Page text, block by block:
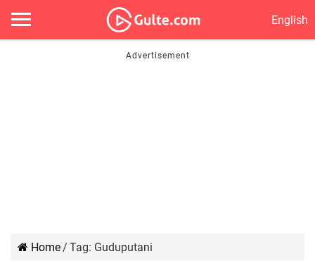
English
Home/ Tag: Guduputani